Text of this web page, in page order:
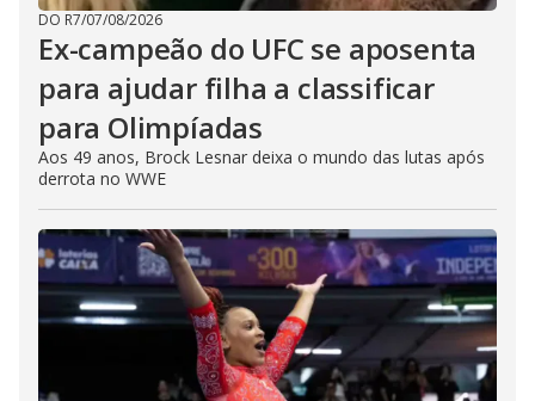
DO R7/07/08/2026
Ex-campeão do UFC se aposenta
para ajudar filha a classificar
para Olimpíadas
Aos 49 anos, Brock Lesnar deixa o mundo das lutas após
derrota no WWE